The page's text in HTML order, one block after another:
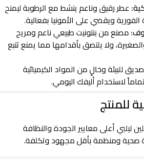
عطر رقيق وناعم ينشط مع الرطوبة ليمنح
ويقضي على الأمونيا بفعالية.
مصنع من بنتونيت طبيعي ناعم ومريح
ولا يلتصق بأقدامها مما يمنع تتبع
صديق للبيئة وخالٍ من المواد الكيميائية
لاستخدام أليفك اليومي.
للمنتج
ليلبي أعلى معايير الجودة والنظافة
صحية ومنظمة بأقل مجهود وتكلفة.